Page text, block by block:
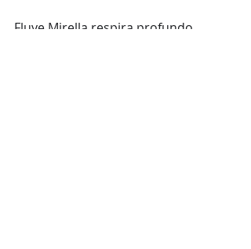
Fluye Mirella respira profundo